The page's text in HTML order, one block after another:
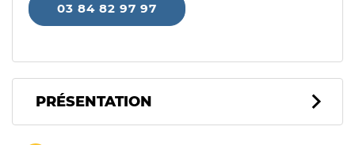
03 84 82 97 97
PRÉSENTATION